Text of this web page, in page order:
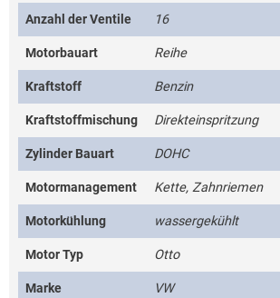
Anzahl der Ventile 16
Motorbauart Reihe
Kraftstoff Benzin
Kraftstoffmischung Direkteinspritzung
Zylinder Bauart DOHC
Motormanagement Kette, Zahnriemen
Motorkühlung wassergekühlt
Motor Typ Otto
Marke VW